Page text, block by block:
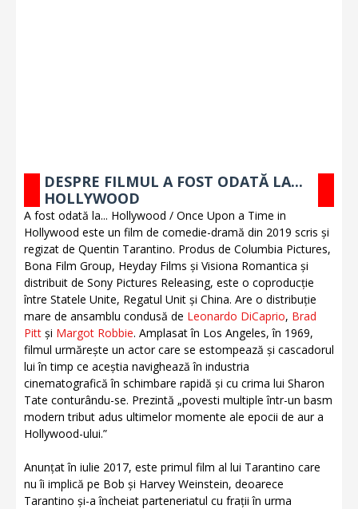
DESPRE FILMUL A FOST ODATĂ LA...
HOLLYWOOD
A fost odată la... Hollywood / Once Upon a Time in
Hollywood este un film de comedie-dramă din 2019 scris și
regizat de Quentin Tarantino. Produs de Columbia Pictures,
Bona Film Group, Heyday Films și Visiona Romantica și
distribuit de Sony Pictures Releasing, este o coproducție
între Statele Unite, Regatul Unit și China. Are o distribuție
mare de ansamblu condusă de Leonardo DiCaprio, Brad
Pitt și Margot Robbie. Amplasat în Los Angeles, în 1969,
filmul urmărește un actor care se estompează și cascadorul
lui în timp ce aceștia navighează în industria
cinematografică în schimbare rapidă și cu crima lui Sharon
Tate conturându-se. Prezintă „povesti multiple într-un basm
modern tribut adus ultimelor momente ale epocii de aur a
Hollywood-ului.”
Anunțat în iulie 2017, este primul film al lui Tarantino care
nu îi implică pe Bob și Harvey Weinstein, deoarece
Tarantino și-a încheiat parteneriatul cu frații în urma